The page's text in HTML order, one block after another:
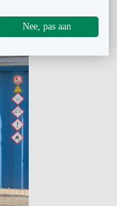
Nee, pas aan